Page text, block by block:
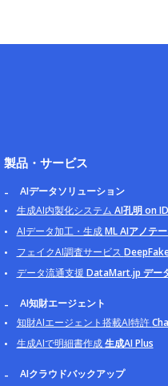
製品・サービス
AIデータソリューション
生成AI内製化システム AI孔明 on
AIデータ加工・生成ML AIアノテ
フェイクAI調査サービス
データ流通支援 DataMart.jp デー
AI知財エージェント
知財AIエージェント搭載AI特許
生成AIで明細書作成生成AI Plus
AIクラウドバックアップ